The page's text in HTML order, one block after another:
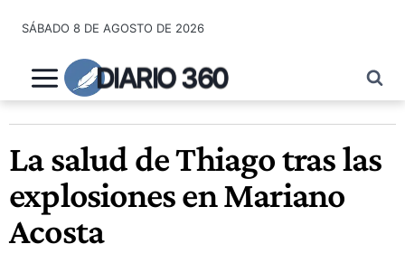
contenido
SÁBADO 8 DE AGOSTO DE 2026
DIARIO 360
La salud de Thiago tras las
explosiones en Mariano
Acosta